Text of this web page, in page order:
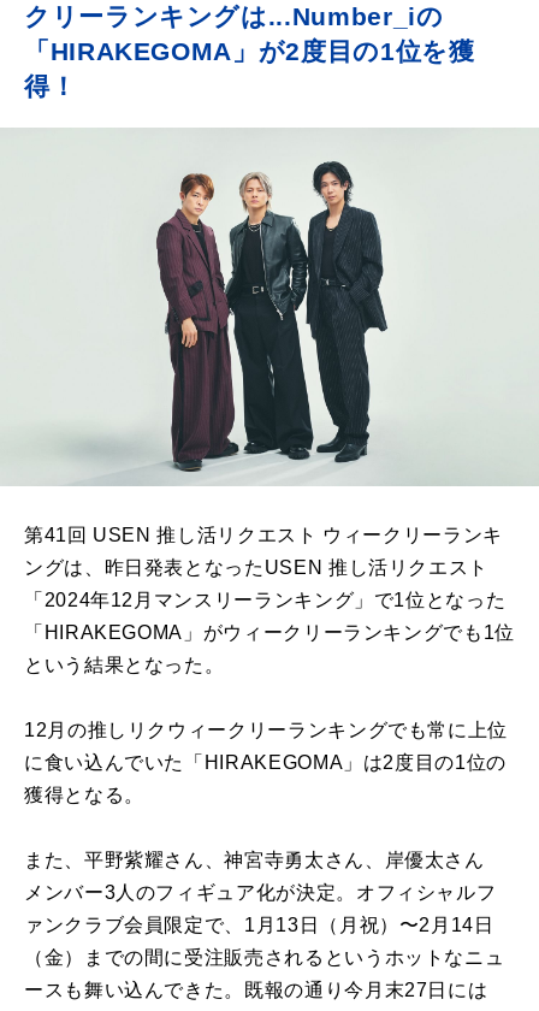
クリーランキングは...Number_iの
「HIRAKEGOMA」が2度目の1位を獲
得！
第41回 USEN 推し活リクエスト ウィークリーランキ
ングは、 昨日発表となったUSEN 推し活リクエスト
「2024年12月マンスリーランキング」で1位となった
「HIRAKEGOMA」がウィークリーランキングでも1位
という結果となった。
12月の推しリクウィークリーランキングでも常に上位
に食い込んでいた「HIRAKEGOMA」は2度目の1位の
獲得となる。
また、平野紫耀さん、神宮寺勇太さん、岸優太さん
メンバー3人のフィギュア化が決定。オフィシャルフ
ァンクラブ会員限定で、1月13日（月祝）〜2月14日
（金）までの間に受注販売されるというホットなニュ
ースも舞い込んできた。既報の通り今月末27日には